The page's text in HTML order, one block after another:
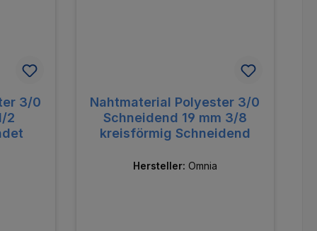
3/0
2
Nahtmaterial Polyester 3/0
Schneidend 19 mm 3/8
kreisförmig Schneidend
Hersteller: Omnia